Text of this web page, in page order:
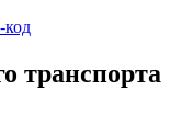
код
транспорта